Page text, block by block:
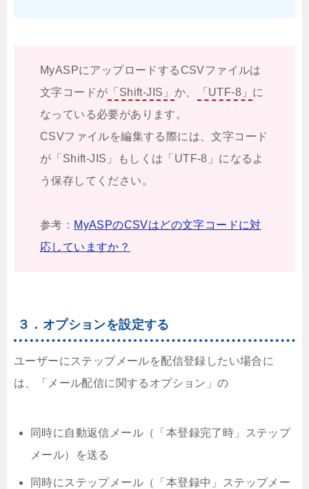
MyASPにアップロードするCSVファイルは
文字コードが 「Shift-JIS」 か、 「UTF-8」 に
なっている必要があります。
CSVファイルを編集する際には、文字コード
が「Shift-JIS」もしくは「UTF-8」になるよ
う保存してください。
参考： MyASPのCSVはどの文字コードに対
応していますか？
３．オプションを設定する
ユーザーにステップメールを配信登録したい場合に
は、「メール配信に関するオプション」の
同時に自動返信メール（「本登録完了時」ステップ
メール）を送る
同時にステップメール（「本登録中」ステップメー